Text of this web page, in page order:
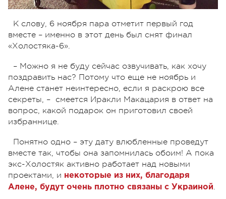
К слову, 6 ноября пара отметит первый год
вместе – именно в этот день был снят финал
«Холостяка-6».
– Можно я не буду сейчас озвучивать, как хочу
поздравить нас? Потому что еще не ноябрь и
Алене станет неинтересно, если я раскрою все
секреты, – смеется Иракли Макацария в ответ на
вопрос, какой подарок он приготовил своей
избраннице.
Понятно одно – эту дату влюбленные проведут
вместе так, чтобы она запомнилась обоим! А пока
экс-Холостяк активно работает над новыми
проектами, и некоторые из них, благодаря
Алене, будут очень плотно связаны с Украиной.